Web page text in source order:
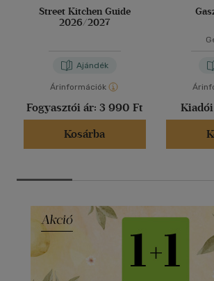
Street Kitchen Guide
2026/2027
Ajándék
Árinformációk
Fogyasztói ár: 3 990 Ft
Kosárba